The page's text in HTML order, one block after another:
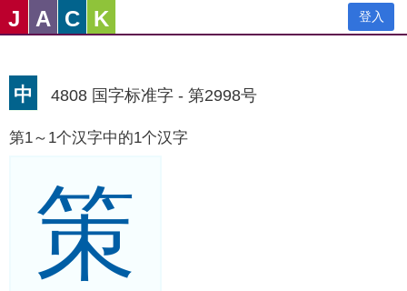
J A C K 登入
中 4808 国字标准字 - 第2998号
第1～1个汉字中的1个汉字
策